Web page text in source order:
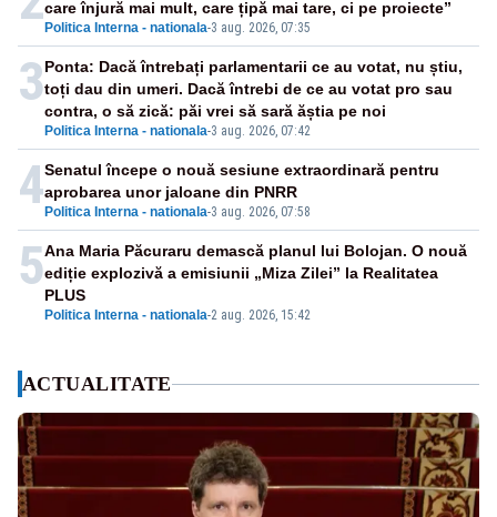
Politica Interna - nationala-3 aug. 2026, 07:35
care înjură mai mult, care țipă mai tare, ci pe proiecte”
3
Politica Interna - nationala-3 aug. 2026, 07:42
Ponta: Dacă întrebați parlamentarii ce au votat, nu știu,
toți dau din umeri. Dacă întrebi de ce au votat pro sau
contra, o să zică: păi vrei să sară ăștia pe noi
4 Politica Interna - nationala-3 aug. 2026, 07:58
Senatul începe o nouă sesiune extraordinară pentru
aprobarea unor jaloane din PNRR
5
Politica Interna - nationala-2 aug. 2026, 15:42
Ana Maria Păcuraru demască planul lui Bolojan. O nouă
ediție explozivă a emisiunii „Miza Zilei” la Realitatea
PLUS
ACTUALITATE